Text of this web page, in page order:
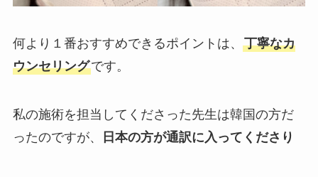
何より１番おすすめできるポイントは、 丁寧なカ
ウンセリングです。
私の施術を担当してくださった先生は韓国の方だ
ったのですが、
日本の方が通訳に入ってくださり